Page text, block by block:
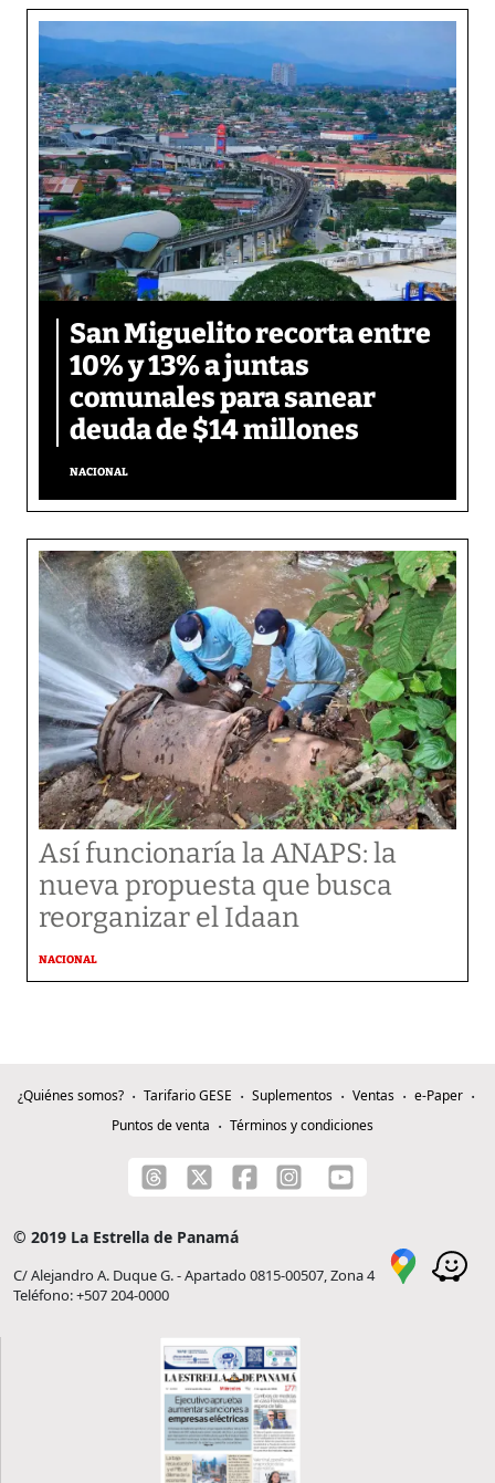
San Miguelito recorta entre
10% y 13% a juntas
comunales para sanear
deuda de $14 millones
NACIONAL
Así funcionaría la ANAPS: la
nueva propuesta que busca
reorganizar el Idaan
NACIONAL
¿Quiénes somos? Tarifario GESE Suplementos Ventas
e-Paper
Puntos de venta
Términos y condiciones
© 2019 La Estrella de Panamá
C/ Alejandro A. Duque G. - Apartado 0815-00507, Zona 4
Teléfono: +507 204-0000